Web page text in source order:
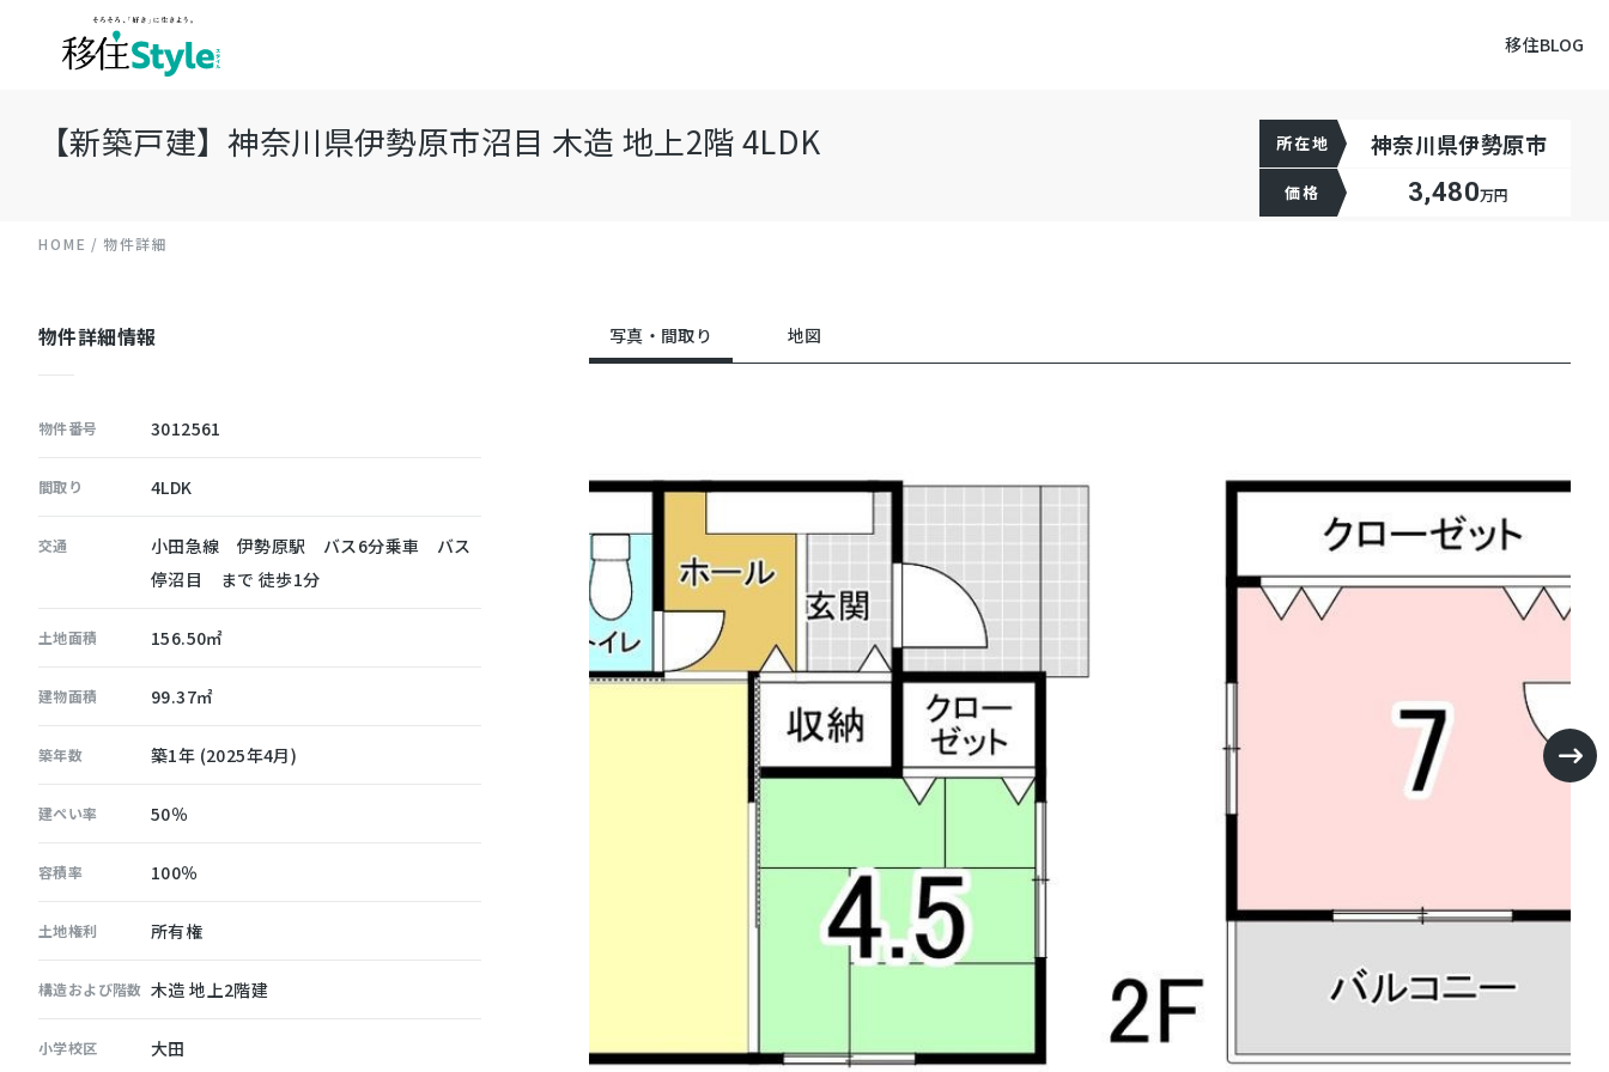
移住BLOG
【新築戸建】神奈川県伊勢原市沼目 木造 地上2階 4LDK 所在地 神奈川県伊勢原市
価格 3,480万円
HOME 物件詳細
写真・間取り 地図
物件詳細情報
物件番号 3012561
間取り 4LDK
交通
小田急線 伊勢原駅 バス6分乗車 バス
停沼目 まで 徒歩1分
土地面積 156.50㎡
建物面積 99.37㎡
築年数 築1年 (2025年4月)
建ぺい率 50％
容積率 100％
土地権利 所有権
構造および階数 木造 地上2階建
小学校区 大田